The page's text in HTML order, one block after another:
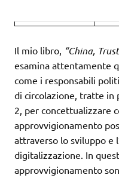
Il mio libro, “China,
esamina attentamente
come i responsabili
di circolazione, tratte in
2, per concettualizzare
approvvigionamento
attraverso lo sviluppo e
digitalizzazione. In
approvvigionamento